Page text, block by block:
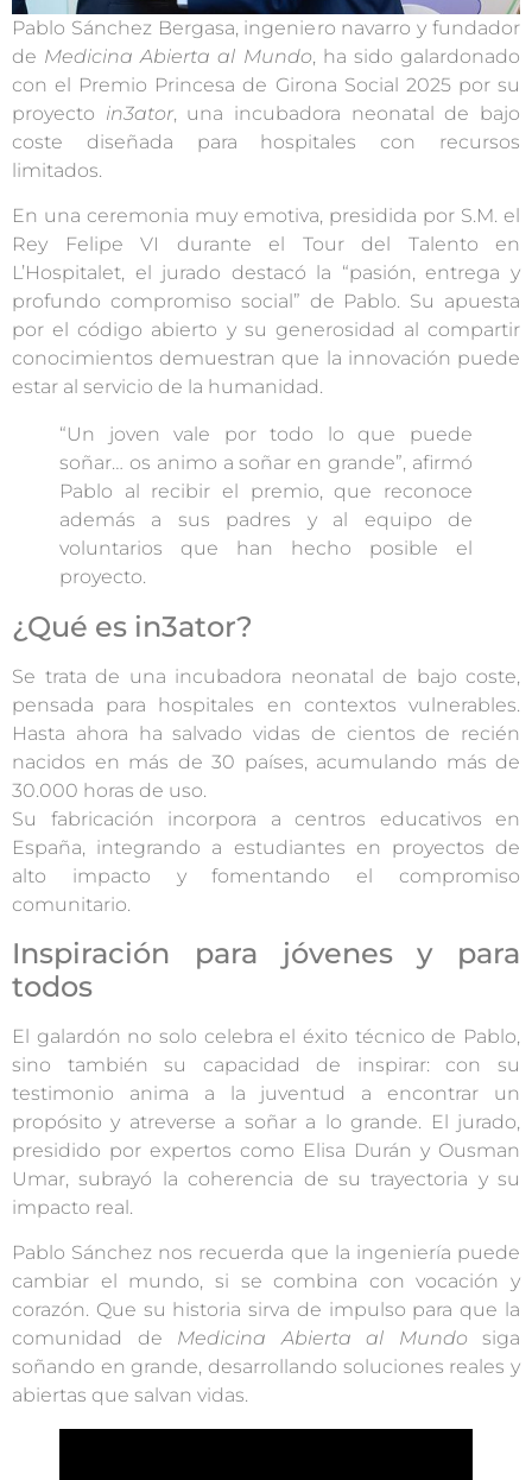
Pablo Sánchez Bergasa, ingeniero navarro y fundador
de Medicina Abierta al Mundo, ha sido galardonado
con el Premio Princesa de Girona Social 2025 por su
proyecto in3ator, una incubadora neonatal de bajo
coste diseñada para hospitales con recursos
limitados.
En una ceremonia muy emotiva, presidida por S.M. el
Rey Felipe VI durante el Tour del Talento en
L’Hospitalet, el jurado destacó la “pasión, entrega y
profundo compromiso social” de Pablo. Su apuesta
por el código abierto y su generosidad al compartir
conocimientos demuestran que la innovación puede
estar al servicio de la humanidad.
“Un joven vale por todo lo que puede
soñar… os animo a soñar en grande”, afirmó
Pablo al recibir el premio, que reconoce
además a sus padres y al equipo de
voluntarios que han hecho posible el
proyecto.
¿Qué es in3ator?
Se trata de una incubadora neonatal de bajo coste,
pensada para hospitales en contextos vulnerables.
Hasta ahora ha salvado vidas de cientos de recién
nacidos en más de 30 países, acumulando más de
30.000 horas de uso.
Su fabricación incorpora a centros educativos en
España, integrando a estudiantes en proyectos de
alto impacto y fomentando el compromiso
comunitario.
Inspiración para jóvenes y para
todos
El galardón no solo celebra el éxito técnico de Pablo,
sino también su capacidad de inspirar: con su
testimonio anima a la juventud a encontrar un
propósito y atreverse a soñar a lo grande. El jurado,
presidido por expertos como Elisa Durán y Ousman
Umar, subrayó la coherencia de su trayectoria y su
impacto real.
Pablo Sánchez nos recuerda que la ingeniería puede
cambiar el mundo, si se combina con vocación y
corazón. Que su historia sirva de impulso para que la
comunidad de Medicina Abierta al Mundo siga
soñando en grande, desarrollando soluciones reales y
abiertas que salvan vidas.